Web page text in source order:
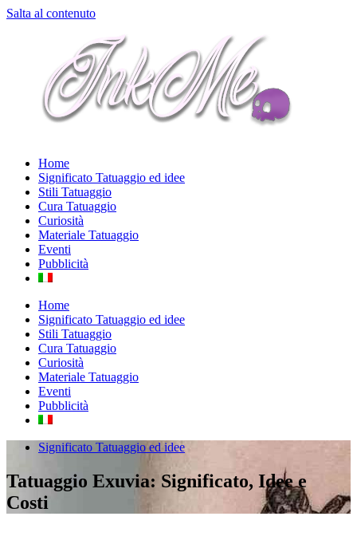
Salta al contenuto
Home
Significato Tatuaggio ed idee
Stili Tatuaggio
Cura Tatuaggio
Curiosità
Materiale Tatuaggio
Eventi
Pubblicità
Home
Significato Tatuaggio ed idee
Stili Tatuaggio
Cura Tatuaggio
Curiosità
Materiale Tatuaggio
Eventi
Pubblicità
Significato Tatuaggio ed idee
Tatuaggio Exuvia: Significato, Idee e
Costi